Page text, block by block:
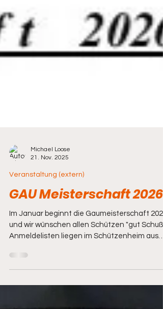
Michael Loose
21. Nov. 2025
GAU Meisterschaft 2026
und wir wünschen allen Schützen "gut Schuß"